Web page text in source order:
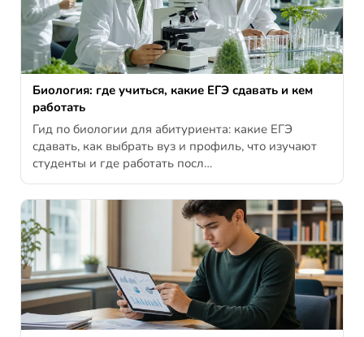
Биология: где учиться, какие ЕГЭ сдавать и кем
работать
Гид по биологии для абитуриента: какие ЕГЭ
сдавать, как выбрать вуз и профиль, что изучают
студенты и где работать посл…